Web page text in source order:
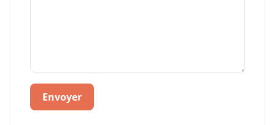
Envoyer